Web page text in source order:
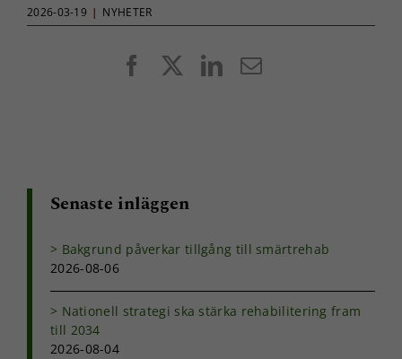
2026-03-19 | NYHETER
FacebookLinkedIn
E-
Senaste inläggen
Bakgrund påverkar tillgång till smärtrehab
2026-08-06
Nationell strategi ska stärka rehabilitering fram
till 2034
2026-08-04